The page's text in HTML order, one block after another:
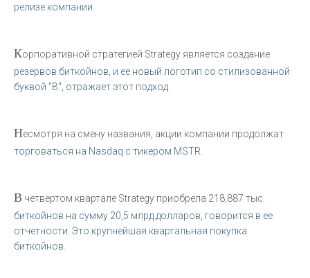
релизе компании.
Корпоративной стратегией Strategy является создание
резервов биткойнов, и ее новый логотип со стилизованной
буквой "B", отражает этот подход.
Несмотря на смену названия, акции компании продолжат
торговаться на Nasdaq с тикером MSTR.
В четвертом квартале Strategy приобрела 218,887 тыс.
биткойнов на сумму 20,5 млрд долларов, говорится в ее
отчетности. Это крупнейшая квартальная покупка
биткойнов.